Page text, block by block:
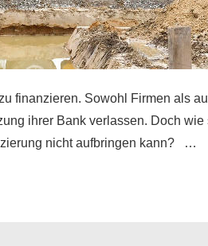
finanzieren. Sowohl Firmen als
ihrer Bank verlassen. Doch wie
nicht aufbringen kann? …